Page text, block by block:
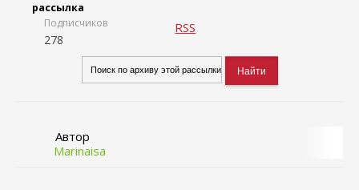
рассылка
Подписчиков
278
RSS
Автор
Marinaisa